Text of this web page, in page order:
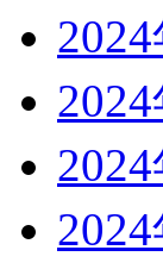
2024
2024
2024
2024